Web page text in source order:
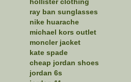
ray ban sunglasses
nike huarache
michael kors outlet
moncler jacket
kate spade
cheap jordan shoes
jordan 6s